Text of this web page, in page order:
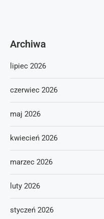
Archiwa
lipiec 2026
czerwiec 2026
maj 2026
kwiecień 2026
marzec 2026
luty 2026
styczeń 2026